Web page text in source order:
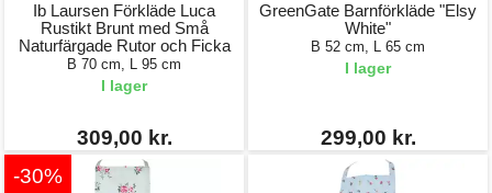
Ib Laursen Förkläde Luca
Rustikt Brunt med Små
Naturfärgade Rutor och Ficka
B 70 cm, L 95 cm
I lager
309,00 kr.
GreenGate Barnförkläde "Elsy
White"
B 52 cm, L 65 cm
I lager
299,00 kr.
-30%